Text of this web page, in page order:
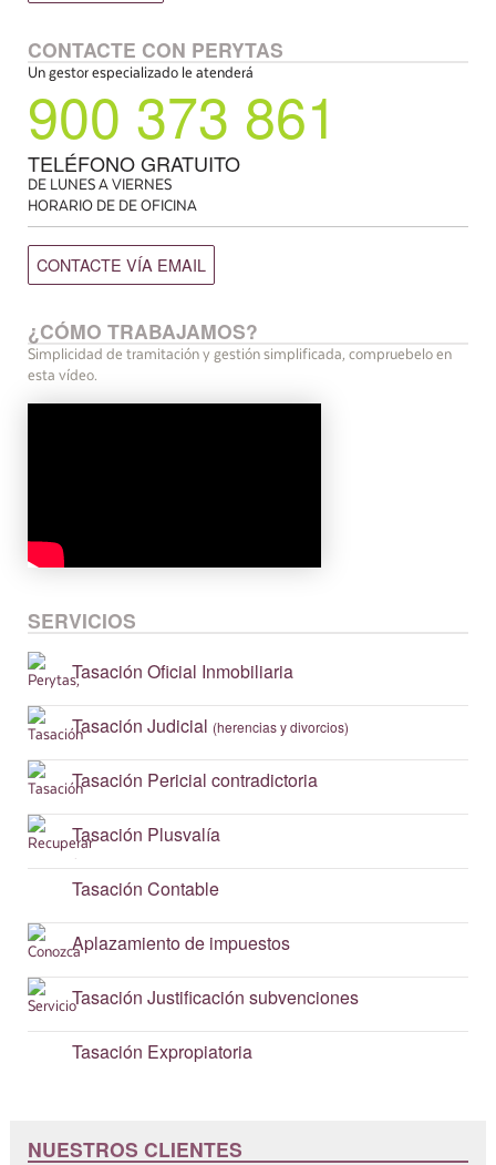
CONTACTE CON PERYTAS
Un gestor especializado le atenderá
900 373 861
TELÉFONO GRATUITO
DE LUNES A VIERNES
HORARIO DE DE OFICINA
CONTACTE VÍA EMAIL
¿CÓMO TRABAJAMOS?
Simplicidad de tramitación y gestión simplificada, compruebelo en
esta vídeo.
SERVICIOS
Tasación Oficial Inmobiliaria
Tasación Judicial (herencias y divorcios)
Tasación Pericial contradictoria
Tasación Plusvalía
Tasación Contable
Aplazamientode impuestos
Tasación Justificación subvenciones
Tasación Expropiatoria
NUESTROS CLIENTES